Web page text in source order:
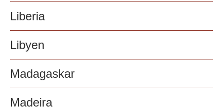
Liberia
Libyen
Madagaskar
Madeira